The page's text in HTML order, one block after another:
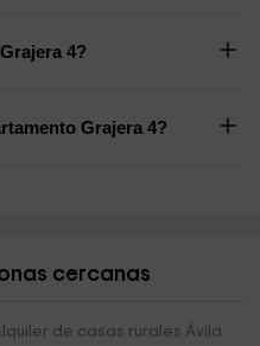
4?
Grajera 4?
cercanas
de casas rurales Ávila